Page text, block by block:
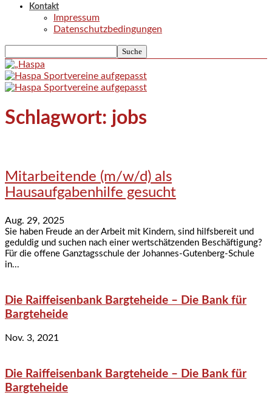
Kontakt
Impressum
Datenschutzbedingungen
Schlagwort: jobs
Mitarbeitende (m/w/d) als
Hausaufgabenhilfe gesucht
Aug. 29, 2025
Sie haben Freude an der Arbeit mit Kindern, sind hilfsbereit und
geduldig und suchen nach einer wertschätzenden Beschäftigung?
Für die offene Ganztagsschule der Johannes-Gutenberg-Schule
in...
Die Raiffeisenbank Bargteheide – Die Bank für
Bargteheide
Nov. 3, 2021
Die Raiffeisenbank Bargteheide – Die Bank für
Bargteheide